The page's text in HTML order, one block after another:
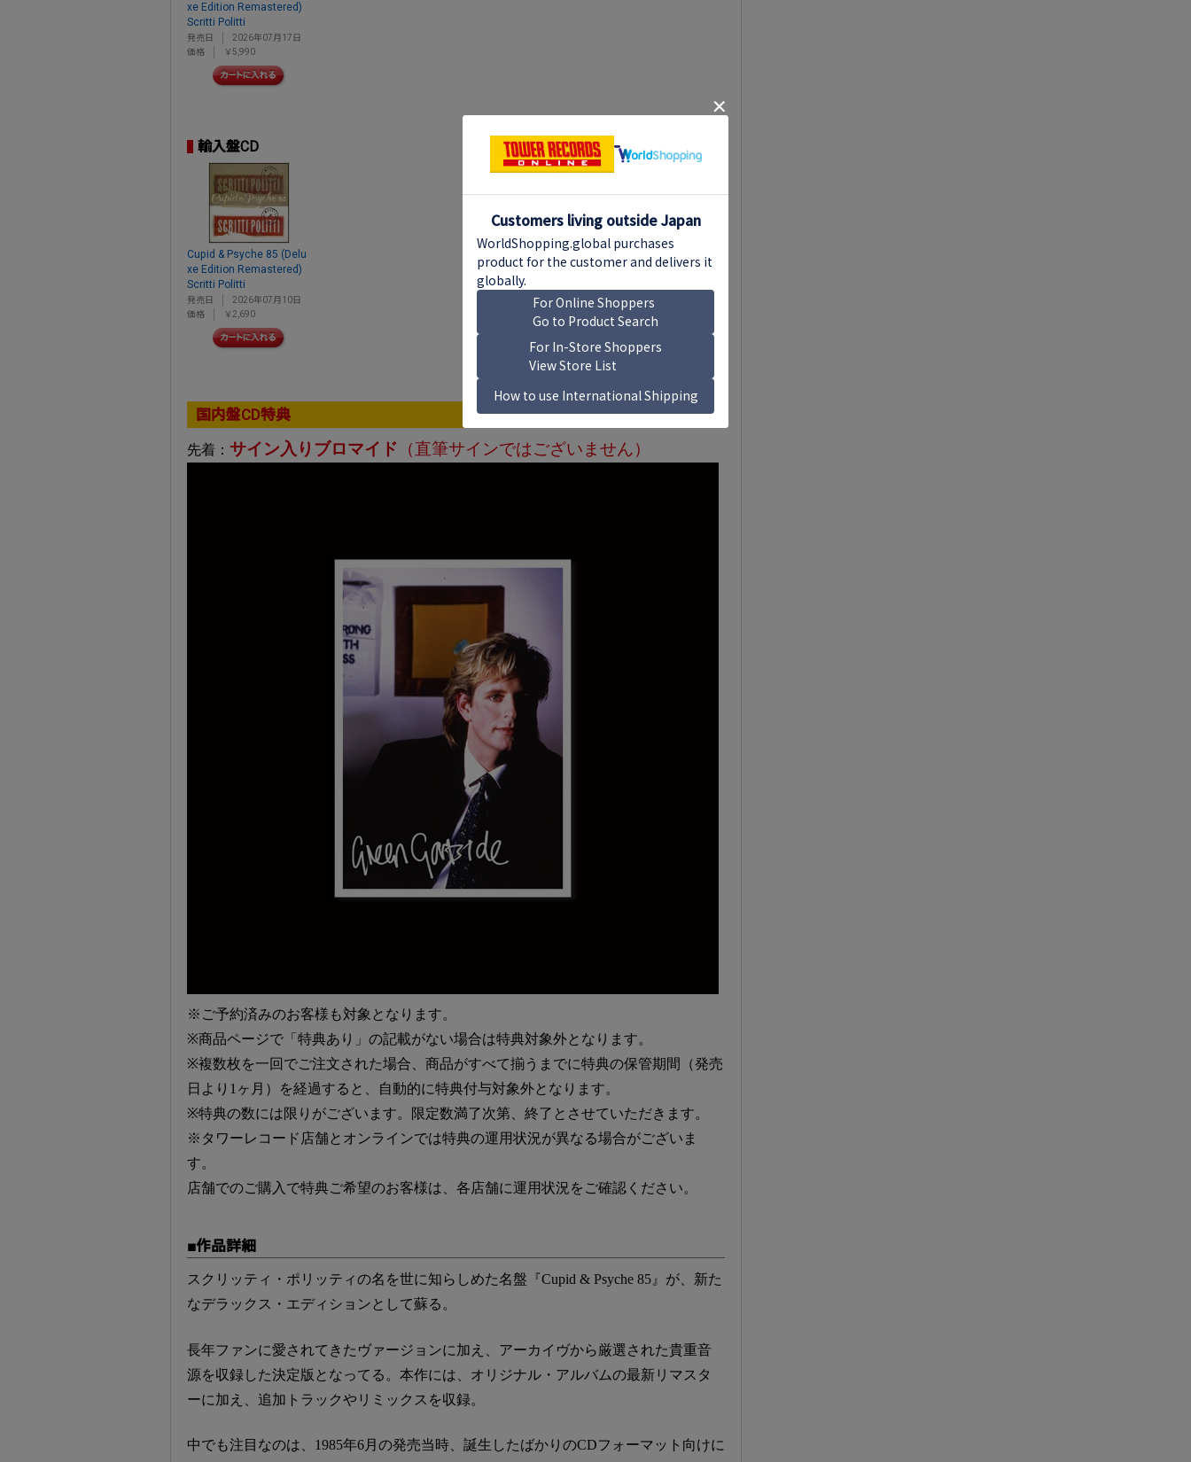
xe Edition Remastered)
Scritti Politti
発売日
2026年07月17日
価格
￥5,990
輸入盤CD
Cupid & Psyche 85 (Delu
xe Edition Remastered)
Scritti Politti
発売日
2026年07月10日
価格
￥2,690
国内盤CD特典
先着： サイン入りブロマイド （直筆サインではございません）
※ご予約済みのお客様も対象となります。
※商品ページで「特典あり」の記載がない場合は特典対象外となります。
※複数枚を一回でご注文された場合、商品がすべて揃うまでに特典の保管期間（発売
日より1ヶ月）を経過すると、自動的に特典付与対象外となります。
※特典の数には限りがございます。限定数満了次第、終了とさせていただきます。
※タワーレコード店舗とオンラインでは特典の運用状況が異なる場合がございま
す。
店舗でのご購入で特典ご希望のお客様は、各店舗に運用状況をご確認ください。
■作品詳細
スクリッティ・ポリッティの名を世に知らしめた名盤『Cupid & Psyche 85』が、新た
なデラックス・エディションとして蘇る。
長年ファンに愛されてきたヴァージョンに加え、アーカイヴから厳選された貴重音
源を収録した決定版となってる。本作には、オリジナル・アルバムの最新リマスタ
ーに加え、追加トラックやリミックスを収録。
中でも注目なのは、1985年6月の発売当時、誕生したばかりのCDフォーマット向けに